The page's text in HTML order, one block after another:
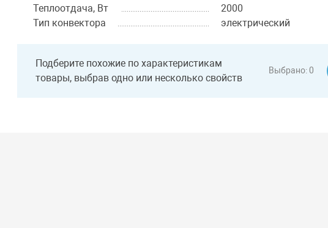
Теплоотдача, Вт
2000
Тип конвектора
электрический
Подберите похожие по характеристикам
товары, выбрав одно или несколько свойств
Выбрано:0